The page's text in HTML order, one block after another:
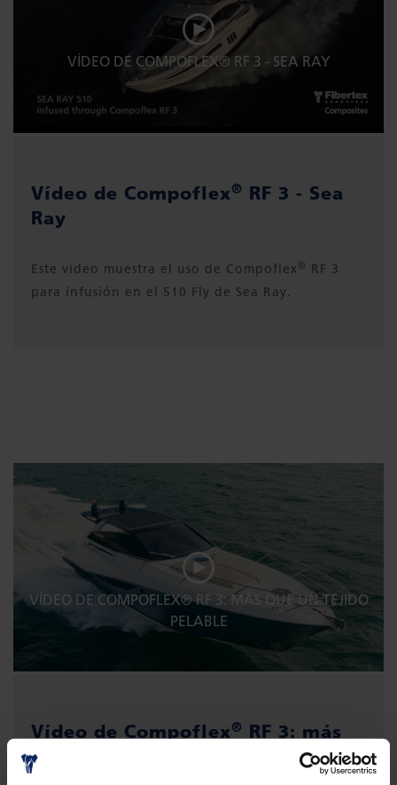
VÍDEO DE COMPOFLEX® RF 3 - SEA RAY
Vídeo de Compoflex® RF 3 - Sea
Ray
Este vídeo muestra el uso de Compoflex ® RF 3
para infusión en el 510 Fly de Sea Ray.
VÍDEO DE COMPOFLEX® RF 3: MÁS QUE UN TEJIDO
PELABLE
Vídeo de Compoflex® RF 3: más
que un tejido pelable